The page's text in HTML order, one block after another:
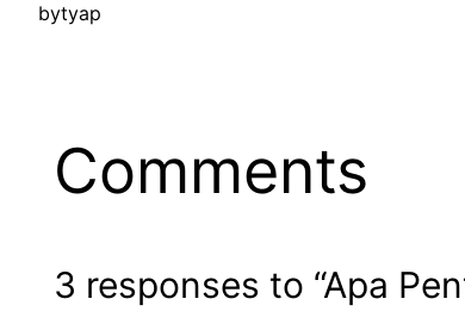
bytyap
Comments
3 responses to “Apa